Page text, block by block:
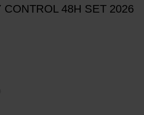
CONTROL 48H SET 2026